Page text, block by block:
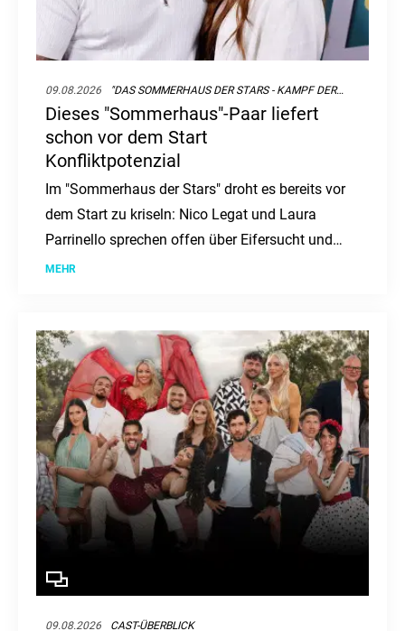
09.08.2026 "DAS SOMMERHAUS DER STARS - KAMPF DER PROMIPAARE"
Dieses "Sommerhaus"-Paar liefert
schon vor dem Start
Konfliktpotenzial
Im "Sommerhaus der Stars" droht es bereits vor
dem Start zu kriseln: Nico Legat und Laura
Parrinello sprechen offen über Eifersucht und
mögliche Flirts. Ob Ginger Costello-
MEHR
09.08.2026 CAST-ÜBERBLICK